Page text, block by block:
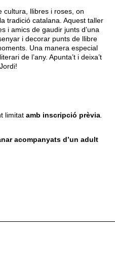
cultura, llibres i roses, on
tradició catalana. Aquest taller
i amics de gaudir junts d’una
i decorar punts de llibre
Una manera especial
de l’any. Apunta’t i deixa’t
limitat amb inscripció prèvia.
acompanyats d’un adult